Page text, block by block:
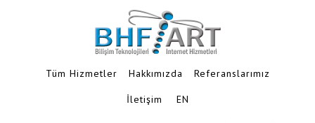
Tüm Hizmetler Hakkımızda Referanslarımız
İletişim
EN